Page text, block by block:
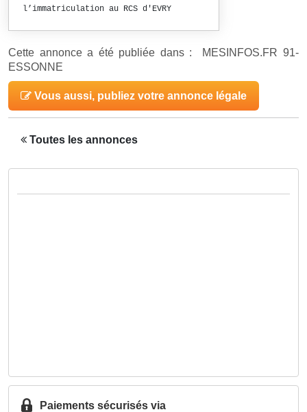
l’immatriculation au RCS d'EVRY
Cette annonce a été publiée dans : MESINFOS.FR 91-
ESSONNE
Vous aussi, publiez votre annonce légale
Toutes les annonces
Paiements sécurisés via